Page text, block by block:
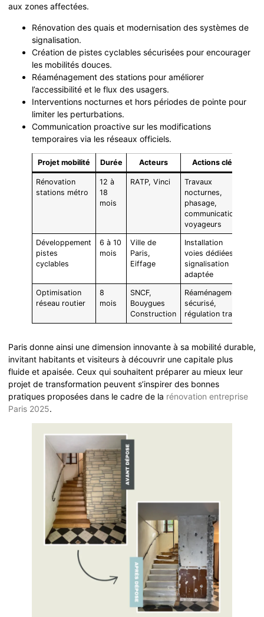
aux zones affectées.
Rénovation des quais et modernisation des systèmes de
signalisation.
Création de pistes cyclables sécurisées pour encourager
les mobilités douces.
Réaménagement des stations pour améliorer
l’accessibilité et le flux des usagers.
Interventions nocturnes et hors périodes de pointe pour
limiter les perturbations.
Communication proactive sur les modifications
temporaires via les réseaux officiels.
Projet mobilité Durée Acteurs Actions clés
Rénovation
stations métro
12 à
18
mois
RATP, Vinci
Travaux
nocturnes,
phasage,
communication
voyageurs
Développement
pistes
cyclables
6 à 10
mois
Ville de
Paris,
Eiffage
Installation
voies dédiées,
signalisation
adaptée
Optimisation
réseau routier
8
mois
SNCF,
Bouygues
Construction
Réaménagement
sécurisé,
régulation trafic
Paris donne ainsi une dimension innovante à sa mobilité durable,
invitant habitants et visiteurs à découvrir une capitale plus
fluide et apaisée. Ceux qui souhaitent préparer au mieux leur
projet de transformation peuvent s’inspirer des bonnes
pratiques proposées dans le cadre de la rénovation entreprise
Paris 2025.